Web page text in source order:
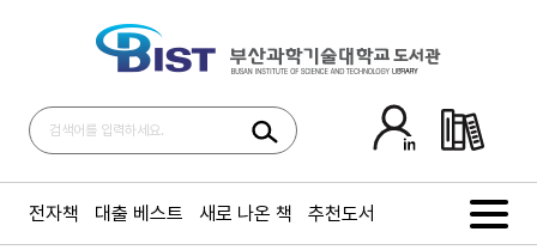
전자책 대출 베스트 새로 나온 책 추천도서